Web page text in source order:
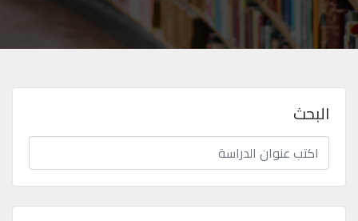
جميع
الحقوق
محفوظة
Mejsp.com
البحث